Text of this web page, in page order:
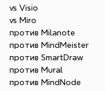
vs Visio
vs Miro
против Milanote
против MindMeister
против SmartDraw
против Mural
против MindNode